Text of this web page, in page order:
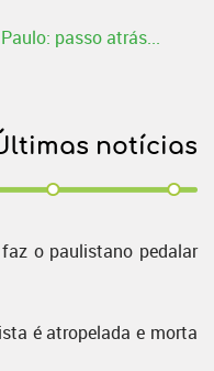
passo atrás...
notícias
o paulistano pedalar
é atropelada e morta